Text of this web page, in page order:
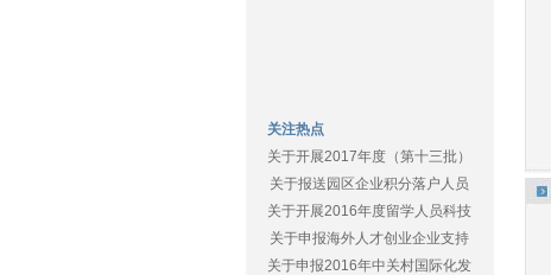
关注热点
关于开展2017年度（第十三批）
关于报送园区企业积分落户人员
关于开展2016年度留学人员科技
关于申报海外人才创业企业支持
关于申报2016年中关村国际化发